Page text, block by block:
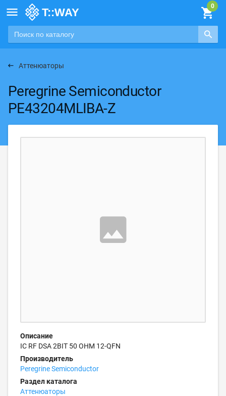

Аттенюаторы
Peregrine Semiconductor
PE43204MLIBA-Z
Описание
IC RF DSA 2BIT 50 OHM 12-QFN
Производитель
Peregrine Semiconductor
Раздел каталога
Аттенюаторы